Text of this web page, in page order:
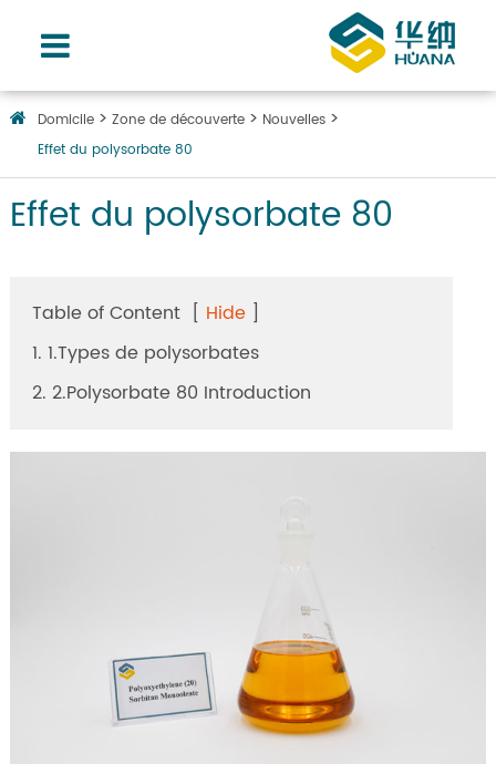
Domicile Zone de découverte
Nouvelles
Effet du polysorbate 80
Effet du polysorbate 80
Table of Content [ Hide ]
1. 1.Types de polysorbates
2. 2.Polysorbate 80 Introduction